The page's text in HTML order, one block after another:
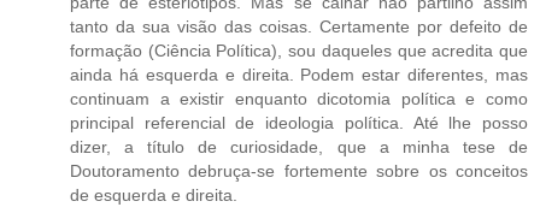
tanto da sua visão das coisas. Certamente por defeito de
formação (Ciência Política), sou daqueles que acredita que
ainda há esquerda e direita. Podem estar diferentes, mas
continuam a existir enquanto dicotomia política e como
principal referencial de ideologia política. Até lhe posso
dizer, a título de curiosidade, que a minha tese de
Doutoramento debruça-se fortemente sobre os conceitos
de esquerda e direita.